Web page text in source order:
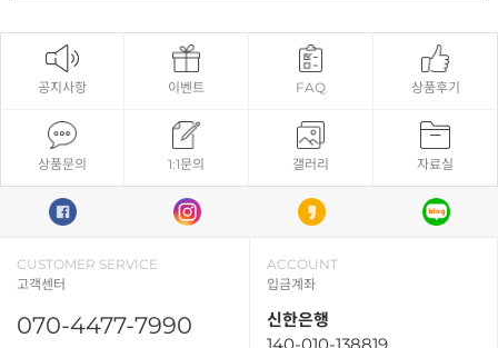
공지사항 이벤트 FAQ 상품후기
상품문의 1:1문의 갤러리 자료실
CUSTOMER SERVICE
고객센터
070-4477-7990
ACCOUNT
입금계좌
신한은행